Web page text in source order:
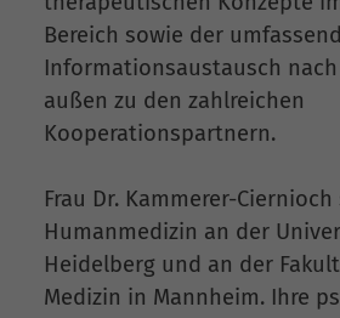
Bereich sowie der
Informationsaustausch
außen zu den zahlreichen
Kooperationspartnern.
Frau Dr. Kammerer-
Humanmedizin an der
Heidelberg und an der
Medizin in Mannheim. Ihre